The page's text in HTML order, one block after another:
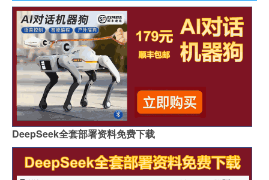
DeepSeek全套部署资料免费下载